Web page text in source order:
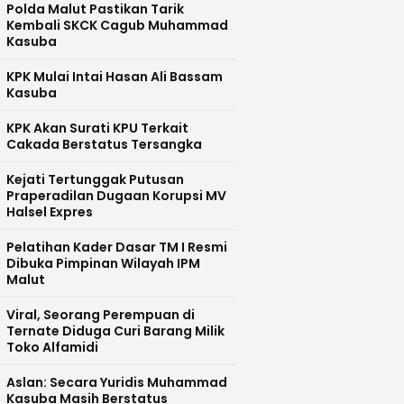
Polda Malut Pastikan Tarik
Kembali SKCK Cagub Muhammad
Kasuba
KPK Mulai Intai Hasan Ali Bassam
Kasuba
KPK Akan Surati KPU Terkait
Cakada Berstatus Tersangka
Kejati Tertunggak Putusan
Praperadilan Dugaan Korupsi MV
Halsel Expres
Pelatihan Kader Dasar TM I Resmi
Dibuka Pimpinan Wilayah IPM
Malut
Viral, Seorang Perempuan di
Ternate Diduga Curi Barang Milik
Toko Alfamidi
Aslan: Secara Yuridis Muhammad
Kasuba Masih Berstatus